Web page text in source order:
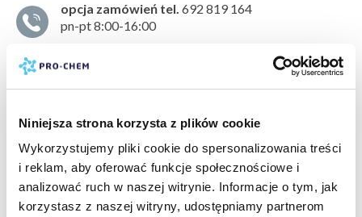
Niniejsza strona korzysta z plików cookie
Wykorzystujemy pliki cookie do spersonalizowania treści
i reklam, aby oferować funkcje społecznościowe i
analizować ruch w naszej witrynie. Informacje o tym, jak
korzystasz z naszej witryny, udostępniamy partnerom
opcja zamówień tel. 692 819 164
pn-pt 8:00-16:00
Odświeżacz powietrza, który doskonale sprawdza się jako
środek
do niwelowania nieprzyjemnego zapachu.
samochodzie czy szafie. Bardzo wydajny i wygodny
Nie zostawia plam.
Kompozycja zapachowa
Orzeźwiający i energetyzujący zapach soczystego
pokaż więcej »
bezpieczeństwo:
karta charakterystyki